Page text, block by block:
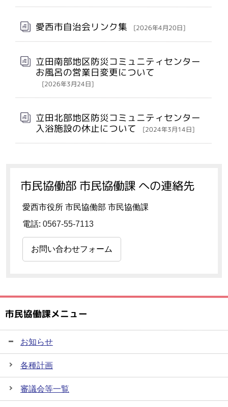
愛西市自治会リンク集 [2026年4月20日]
立田南部地区防災コミュニティセンター
お風呂の営業日変更について
[2026年3月24日]
立田北部地区防災コミュニティセンター
入浴施設の休止について [2024年3月14日]
市民協働部 市民協働課 への連絡先
愛西市役所 市民協働部 市民協働課
電話: 0567-55-7113
お問い合わせフォーム
市民協働課メニュー
お知らせ
各種計画
審議会等一覧